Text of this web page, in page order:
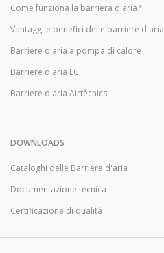
Come funziona la barriera d'aria?
Vantaggi e benefici delle barriere d'aria
Barriere d'aria a pompa di calore
Barriere d'aria EC
Barriere d'aria Airtècnics
DOWNLOADS
Cataloghi delle Barriere d'aria
Documentazione tecnica
Certificazione di qualità